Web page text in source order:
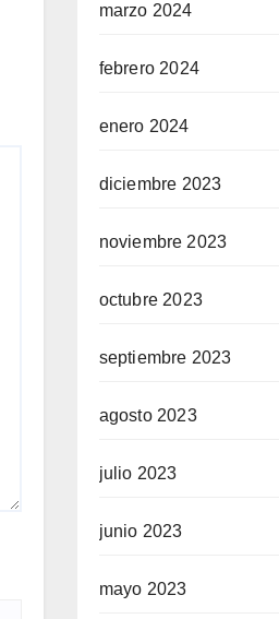
marzo 2024
febrero 2024
enero 2024
diciembre 2023
noviembre 2023
octubre 2023
septiembre 2023
agosto 2023
julio 2023
junio 2023
mayo 2023